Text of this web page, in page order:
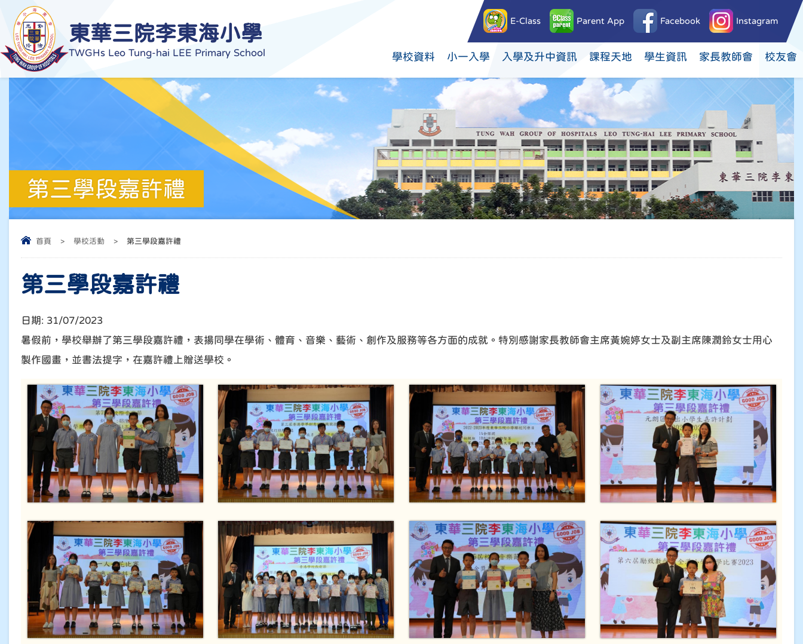
東華三院李東海小學
TWGHs Leo Tung-hai LEE Primary School
E-Class Parent App Facebook Instagram
學校資料 小一入學 入學及升中資訊 課程天地 學生資訊 家長教師會 校友會
第三學段嘉許禮
首頁 > 學校活動 > 第三學段嘉許禮
第三學段嘉許禮
日期: 31/07/2023
暑假前，學校舉辦了第三學段嘉許禮，表揚同學在學術、體育、音樂、藝術、創作及服務等各方面的成就。特別感謝家長教師會主席黃婉婷女士及副主席陳潤鈴女士用心
製作國畫，並書法提字，在嘉許禮上贈送學校。